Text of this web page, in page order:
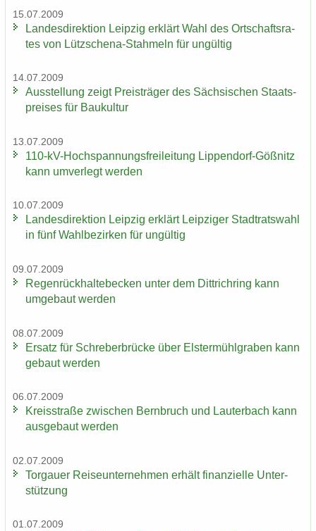
15.07.2009
Lan­des­di­rek­ti­on Leip­zig er­klärt Wahl des Ort­schafts­ra­
tes von Lützschena-​Stahmeln für un­gül­tig
14.07.2009
Aus­stel­lung zeigt Preis­trä­ger des Säch­si­schen Staats­
prei­ses für Bau­kul­tur
13.07.2009
110-​kV-Hochspannungsfreileitung Lippendorf-​Gößnitz
kann um­ver­legt wer­den
10.07.2009
Lan­des­di­rek­ti­on Leip­zig er­klärt Leip­zi­ger Stadt­rats­wahl
in fünf Wahl­be­zir­ken für un­gül­tig
09.07.2009
Re­gen­rück­hal­te­be­cken unter dem Dittrich­ring kann
um­ge­baut wer­den
08.07.2009
Er­satz für Schre­ber­brü­cke über Els­ter­mühl­gra­ben kann
ge­baut wer­den
06.07.2009
Kreis­stra­ße zwi­schen Bern­bruch und Lau­ter­bach kann
aus­ge­baut wer­den
02.07.2009
Tor­gau­er Rei­se­un­ter­neh­men er­hält fi­nan­zi­el­le Un­ter­
stüt­zung
01.07.2009